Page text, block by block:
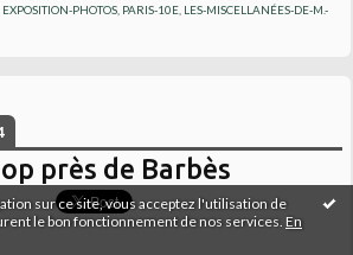
sur ce site, vous acceptez l'utilisation de
le bon fonctionnement de nos services. En
EXPOSITION-PHOTOS PARIS-10E LES-MISCELLANÉES-DE-M.-
près de Barbès